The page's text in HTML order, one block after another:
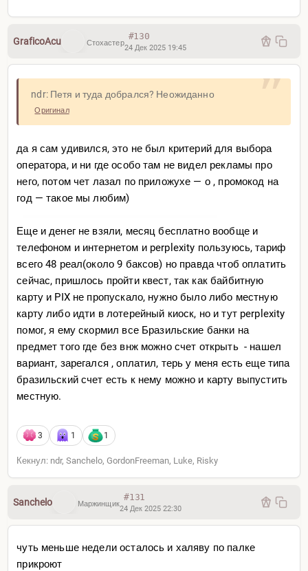
GraficoAcu Стохастер
#130
24 Дек 2025 19:45
ndr: Петя и туда добрался? Неожиданно
Оригинал
да я сам удивился, это не был критерий для выбора
оператора, и ни где особо там не видел рекламы про
него, потом чет лазал по приложухе — о , промокод на
год — такое мы любим)
Еще и денег не взяли, месяц бесплатно вообще и
телефоном и интернетом и perplexity пользуюсь, тариф
всего 48 реал(около 9 баксов) но правда чтоб оплатить
сейчас, пришлось пройти квест, так как байбитную
карту и PIX не пропускало, нужно было либо местную
карту либо идти в лотерейный киоск, но и тут perplexity
помог, я ему скормил все Бразильские банки на
предмет того где без внж можно счет открыть - нашел
вариант, зарегался , оплатил, терь у меня есть еще типа
бразильский счет есть к нему можно и карту выпустить
местную.
3 1 1
Кекнул: ndr, Sanchelo, GordonFreeman, Luke, Risky
Sanchelo Маржинщик
#131
24 Дек 2025 22:30
чуть меньше недели осталось и халяву по палке
прикроют